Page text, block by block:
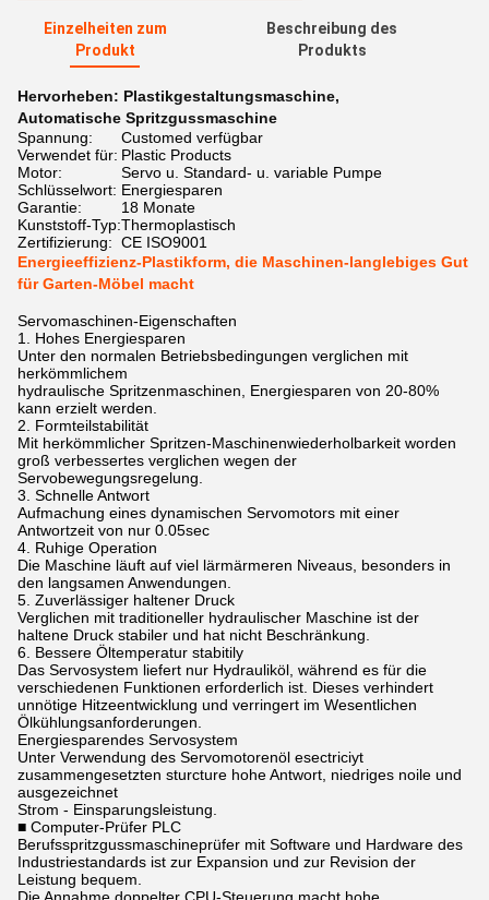
Einzelheiten zum
Produkt
Beschreibung des
Produkts
Hervorheben: Plastikgestaltungsmaschine,
Automatische Spritzgussmaschine
Spannung:
Customed verfügbar
Verwendet für: Plastic Products
Motor:
Servo u. Standard- u. variable Pumpe
Schlüsselwort: Energiesparen
Garantie:
18 Monate
Kunststoff-Typ:Thermoplastisch
Zertifizierung: CE ISO9001
Energieeffizienz-Plastikform, die Maschinen-langlebiges Gut
für Garten-Möbel macht
Servomaschinen-Eigenschaften
1. Hohes Energiesparen
Unter den normalen Betriebsbedingungen verglichen mit
herkömmlichem
hydraulische Spritzenmaschinen, Energiesparen von 20-80%
kann erzielt werden.
2. Formteilstabilität
Mit herkömmlicher Spritzen-Maschinenwiederholbarkeit worden
groß verbessertes verglichen wegen der
Servobewegungsregelung.
3. Schnelle Antwort
Aufmachung eines dynamischen Servomotors mit einer
Antwortzeit von nur 0.05sec
4. Ruhige Operation
Die Maschine läuft auf viel lärmärmeren Niveaus, besonders in
den langsamen Anwendungen.
5. Zuverlässiger haltener Druck
Verglichen mit traditioneller hydraulischer Maschine ist der
haltene Druck stabiler und hat nicht Beschränkung.
6. Bessere Öltemperatur stabitily
Das Servosystem liefert nur Hydrauliköl, während es für die
verschiedenen Funktionen erforderlich ist. Dieses verhindert
unnötige Hitzeentwicklung und verringert im Wesentlichen
Ölkühlungsanforderungen.
Energiesparendes Servosystem
Unter Verwendung des Servomotorenöl esectriciyt
zusammengesetzten sturcture hohe Antwort, niedriges noile und
ausgezeichnet
Strom - Einsparungsleistung.
■ Computer-Prüfer PLC
Berufsspritzgussmaschineprüfer mit Software und Hardware des
Industriestandards ist zur Expansion und zur Revision der
Leistung bequem.